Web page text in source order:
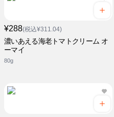
¥288(税込¥311.04)
濃いあえる海老トマトクリーム オ
ーマイ
80g